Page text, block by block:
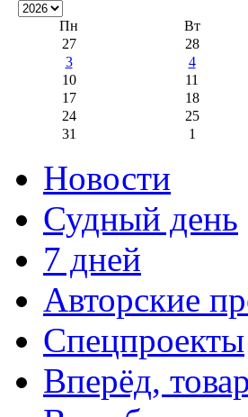
Пн Вт
27
28
3
4
10
11
17
18
24
25
31
1
Новости
Судный день
7 дней
Авторские
Спецпроекты
Вперёд,